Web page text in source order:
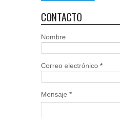
CONTACTO
Nombre
Correo electrónico *
Mensaje *